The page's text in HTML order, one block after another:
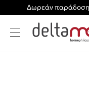
Δωρεάν παράδοση